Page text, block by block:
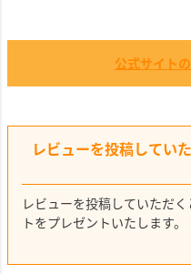
公式サイト
レビューを投稿してい
レビューを投稿していただ
トをプレゼントいたします。